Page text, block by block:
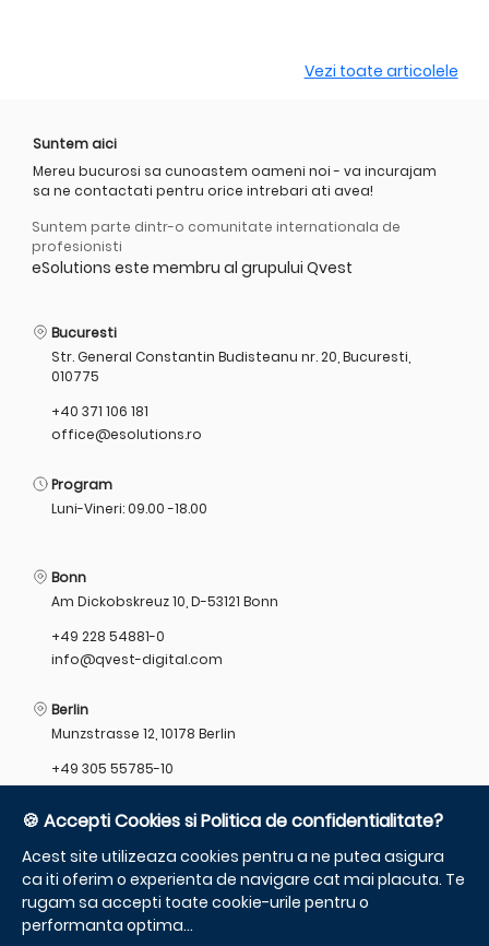
Vezi toate articolele
Suntem aici
Mereu bucurosi sa cunoastem oameni noi - va incurajam
sa ne contactati pentru orice intrebari ati avea!
Suntem parte dintr-o comunitate internationala de
profesionisti
eSolutions este membru al grupului Qvest
Bucuresti
Str. General Constantin Budisteanu nr. 20, Bucuresti,
010775
+40 371 106 181
office@esolutions.ro
Program
Luni-Vineri: 09.00 -18.00
Bonn
Am Dickobskreuz 10, D-53121 Bonn
+49 228 54881-0
info@qvest-digital.com
Berlin
Munzstrasse 12, 10178 Berlin
+49 305 55785-10
info@qvest-digital.com
🍪 Accepti Cookies si Politica de confidentialitate?
Acest site utilizeaza cookies pentru a ne putea asigura
ca iti oferim o experienta de navigare cat mai placuta. Te
rugam sa accepti toate cookie-urile pentru o
performanta optima...